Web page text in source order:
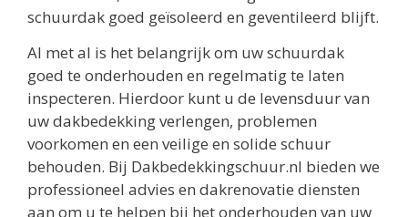
schuurdak goed geïsoleerd en geventileerd blijft.
Al met al is het belangrijk om uw schuurdak
goed te onderhouden en regelmatig te laten
inspecteren. Hierdoor kunt u de levensduur van
uw dakbedekking verlengen, problemen
voorkomen en een veilige en solide schuur
behouden. Bij Dakbedekkingschuur.nl bieden we
professioneel advies en dakrenovatie diensten
aan om u te helpen bij het onderhouden van uw